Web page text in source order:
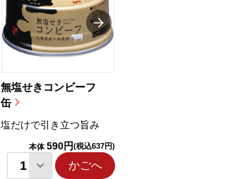
無塩せきコンビーフ
缶
塩だけで引き立つ旨み
本体 590円(税込637円)
かごへ